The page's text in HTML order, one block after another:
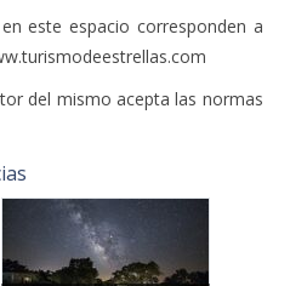
este espacio corresponden a
del mismo acepta las normas